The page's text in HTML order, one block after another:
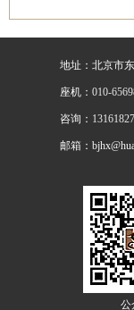
地址：北京市
座机： 010-
咨询：
邮箱：
公